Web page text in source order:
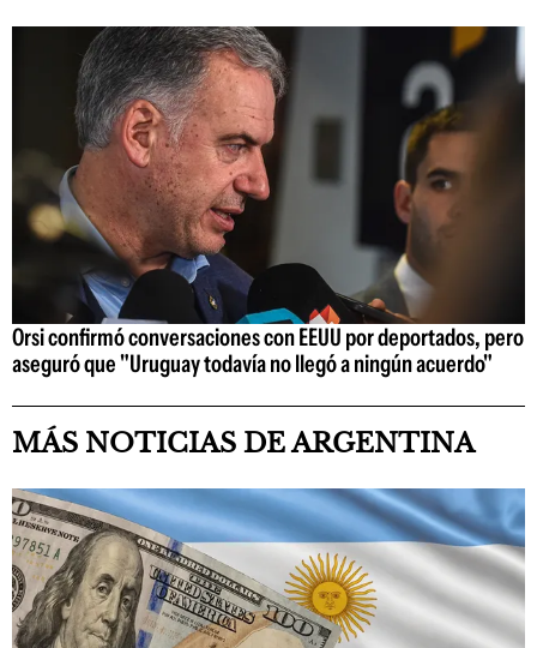
Orsi confirmó conversaciones con EEUU por deportados, pero
aseguró que "Uruguay todavía no llegó a ningún acuerdo"
MÁS NOTICIAS DE ARGENTINA